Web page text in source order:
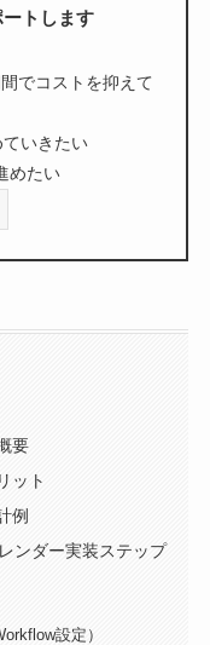
トします
でコストを抑えて
いきたい
めたい
要
ット
例
ンダー実装ステップ
設定）